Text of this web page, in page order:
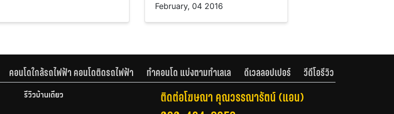
February, 04 2016
คอนโดใกล้รถไฟฟ้า คอนโดติดรถไฟฟ้า ทำคอนโด แบ่งตามทำเลเล ดีเวลลอปเปอร์ วีดีโอรีวิว
รีวิวบ้านเดี่ยว
ติดต่อโฆษณา คุณวรรณารัตน์ (แอน)